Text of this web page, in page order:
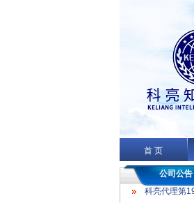
首 页
公司公告
中国商标网
科亮2025国